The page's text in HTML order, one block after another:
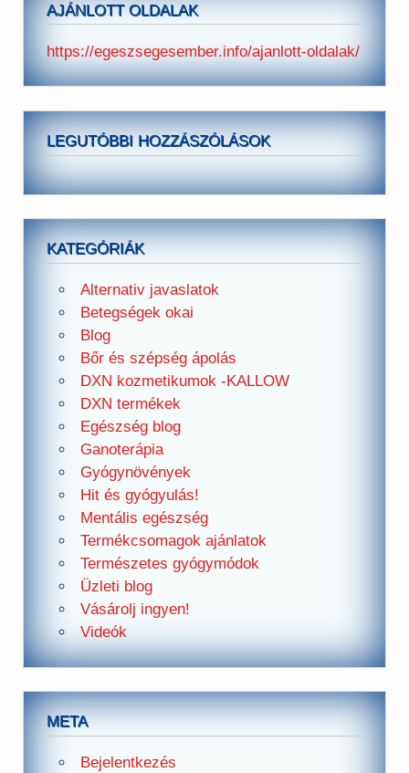
AJÁNLOTT OLDALAK
https://egeszsegesember.info/ajanlott-oldalak/
LEGUTÓBBI HOZZÁSZÓLÁSOK
KATEGÓRIÁK
Alternativ javaslatok
Betegségek okai
Blog
Bőr és szépség ápolás
DXN kozmetikumok -KALLOW
DXN termékek
Egészség blog
Ganoterápia
Gyógynövények
Hit és gyógyulás!
Mentális egészség
Termékcsomagok ajánlatok
Természetes gyógymódok
Üzleti blog
Vásárolj ingyen!
Videók
META
Bejelentkezés